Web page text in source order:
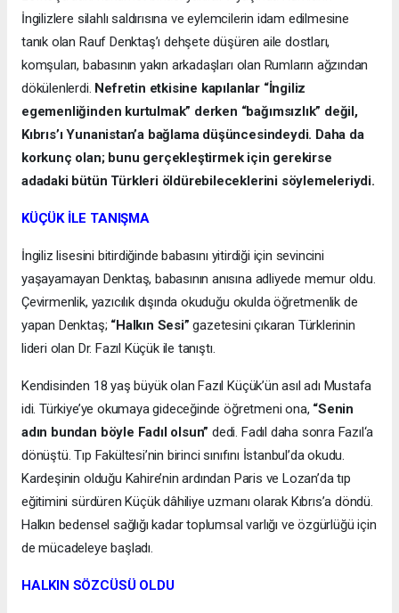
İngilizlere silahlı saldırısına ve eylemcilerin idam edilmesine
tanık olan Rauf Denktaş’ı dehşete düşüren aile dostları,
komşuları, babasının yakın arkadaşları olan Rumların ağzından
dökülenlerdi. Nefretin etkisine kapılanlar “İngiliz
egemenliğinden kurtulmak” derken “bağımsızlık” değil,
Kıbrıs’ı Yunanistan’a bağlama düşüncesindeydi. Daha da
korkunç olan; bunu gerçekleştirmek için gerekirse
adadaki bütün Türkleri öldürebileceklerini söylemeleriydi.
KÜÇÜK İLE TANIŞMA
İngiliz lisesini bitirdiğinde babasını yitirdiği için sevincini
yaşayamayan Denktaş, babasının anısına adliyede memur oldu.
Çevirmenlik, yazıcılık dışında okuduğu okulda öğretmenlik de
yapan Denktaş; “Halkın Sesi”gazetesini çıkaran Türklerinin
lideri olan Dr. Fazıl Küçük ile tanıştı.
Kendisinden 18 yaş büyük olan Fazıl Küçük’ün asıl adı Mustafa
idi. Türkiye’ye okumaya gideceğinde öğretmeni ona, “Senin
adın bundan böyle Fadıl olsun” dedi. Fadıl daha sonra Fazıl‘a
dönüştü. Tıp Fakültesi’nin birinci sınıfını İstanbul’da okudu.
Kardeşinin olduğu Kahire’nin ardından Paris ve Lozan’da tıp
eğitimini sürdüren Küçük dâhiliye uzmanı olarak Kıbrıs’a döndü.
Halkın bedensel sağlığı kadar toplumsal varlığı ve özgürlüğü için
de mücadeleye başladı.
HALKIN SÖZCÜSÜ OLDU